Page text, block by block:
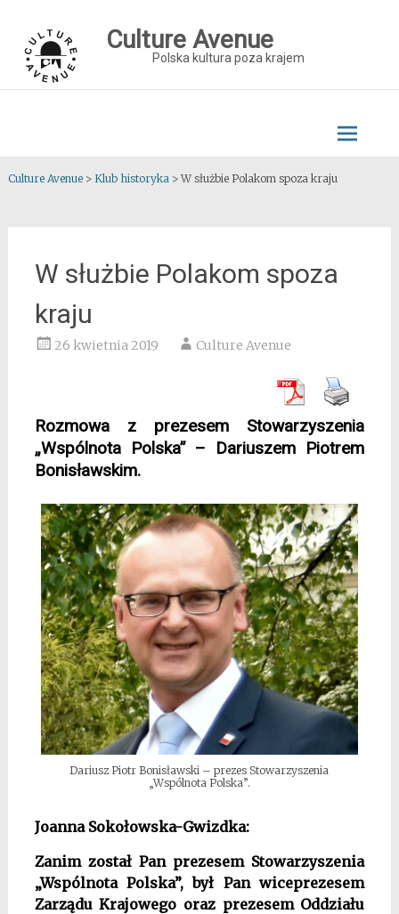
content
Culture Avenue
Polska kultura poza krajem
Culture Avenue> Klub historyka> W służbie Polakom spoza kraju
W służbie Polakom spoza
kraju
26 kwietnia 2019 Culture Avenue
Rozmowa z prezesem Stowarzyszenia
„Wspólnota Polska” – Dariuszem Piotrem
Bonisławskim.
Dariusz Piotr Bonisławski – prezes Stowarzyszenia
„Wspólnota Polska”.
Joanna Sokołowska-Gwizdka:
Zanim został Pan prezesem Stowarzyszenia
„Wspólnota Polska”, był Pan wiceprezesem
Zarządu Krajowego oraz prezesem Oddziału